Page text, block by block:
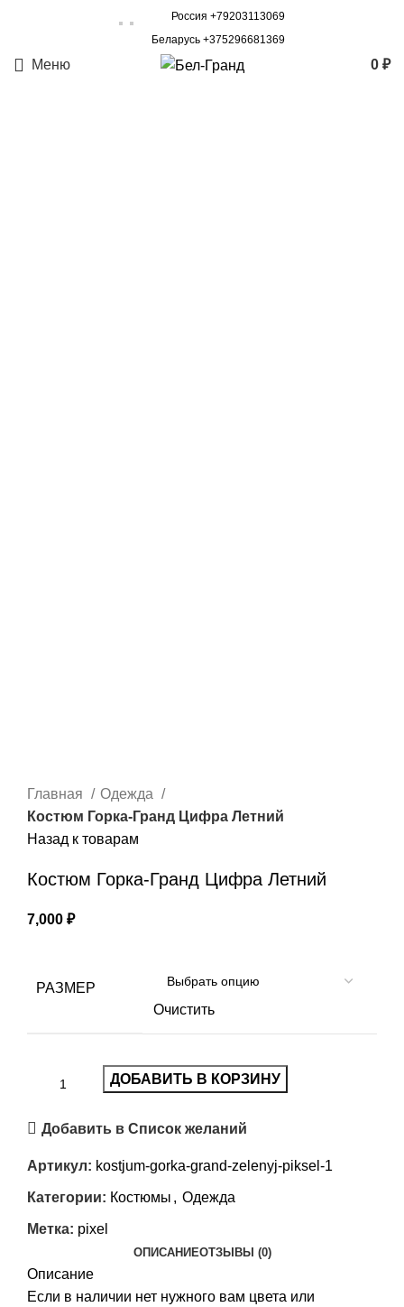
Россия +79203113069
Беларусь +375296681369
Меню 0 ₽
Главная
Одежда
Костюм Горка-Гранд Цифра Летний
Назад к товарам
Костюм Горка-Гранд Цифра Летний
7,000 ₽
РАЗМЕР
Очистить
ДОБАВИТЬ В КОРЗИНУ
Добавить в Список желаний
Артикул: kostjum-gorka-grand-zelenyj-piksel-1
Категории: Костюмы , Одежда
Метка: pixel
ОПИСАНИЕОТЗЫВЫ (0)
Описание
Если в наличии нет нужного вам цвета или